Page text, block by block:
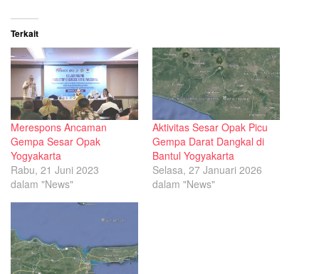
Terkait
Merespons Ancaman
Gempa Sesar Opak
Yogyakarta
Rabu, 21 Juni 2023
dalam "News"
Aktivitas Sesar Opak Picu
Gempa Darat Dangkal di
Bantul Yogyakarta
Selasa, 27 Januari 2026
dalam "News"